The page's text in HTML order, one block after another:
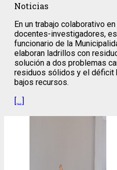
Noticias
En un trabajo colaborativo
docentes-investigadores,
funcionario de la
elaboran ladrillos con
solución a dos problemas
residuos sólidos y el déficit
bajos recursos.
[…]